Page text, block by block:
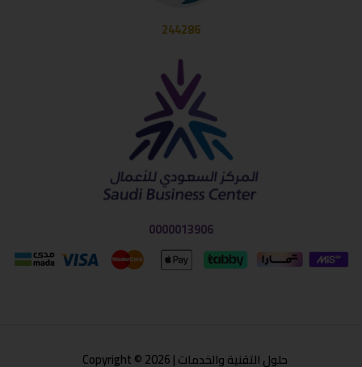
244286
0000013906
حلول التقنية والخدمات | Copyright © 2026